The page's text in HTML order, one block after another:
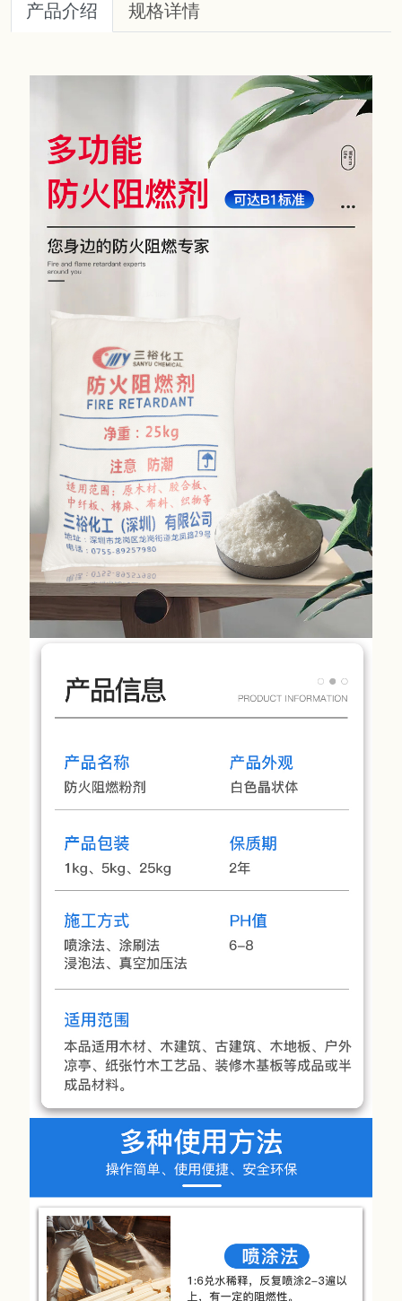
产品介绍 规格详情